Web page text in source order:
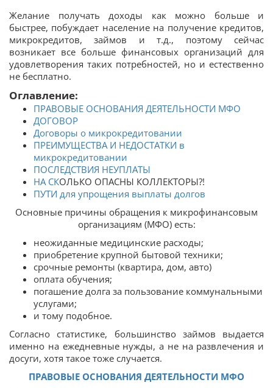
Желание получать доходы как можно больше и
быстрее, побуждает население на получение кредитов,
микрокредитов, займов и т.д., поэтому сейчас
возникает все больше финансовых организаций для
удовлетворения таких потребностей, но и естественно
не бесплатно.
Оглавление:
ПРАВОВЫЕ ОСНОВАНИЯ ДЕЯТЕЛЬНОСТИ МФО
ДОГОВОР
Договоры о микрокредитовании
ПРЕИМУЩЕСТВА И НЕДОСТАТКИ в
микрокредитовании
ПОСЛЕДСТВИЯ НЕУПЛАТЫ
НА СКОЛЬКО ОПАСНЫ КОЛЛЕКТОРЫ?!
ПУТИ для упрощения выплаты долгов
Основные причины обращения к микрофинансовым
организациям (МФО) есть:
неожиданные медицинские расходы;
приобретение крупной бытовой техники;
срочные ремонты (квартира, дом, авто)
оплата обучения;
погашение долга за пользование коммунальными
услугами;
и тому подобное.
Согласно статистике, большинство займов выдается
именно на ежедневные нужды, а не на развлечения и
досуги, хотя такое тоже случается.
ПРАВОВЫЕ ОСНОВАНИЯ ДЕЯТЕЛЬНОСТИ МФО